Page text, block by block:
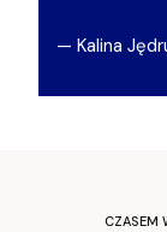
— Kalina
CZASEM